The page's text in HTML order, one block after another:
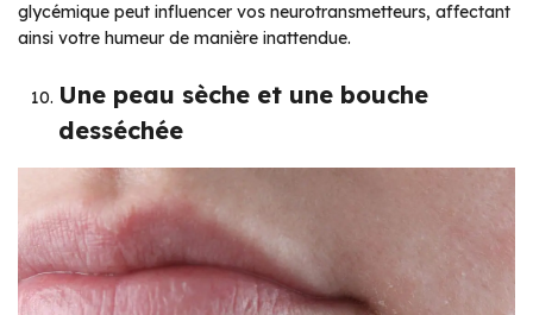
glycémique peut influencer vos neurotransmetteurs, affectant
ainsi votre humeur de manière inattendue.
Une peau sèche et une bouche
desséchée